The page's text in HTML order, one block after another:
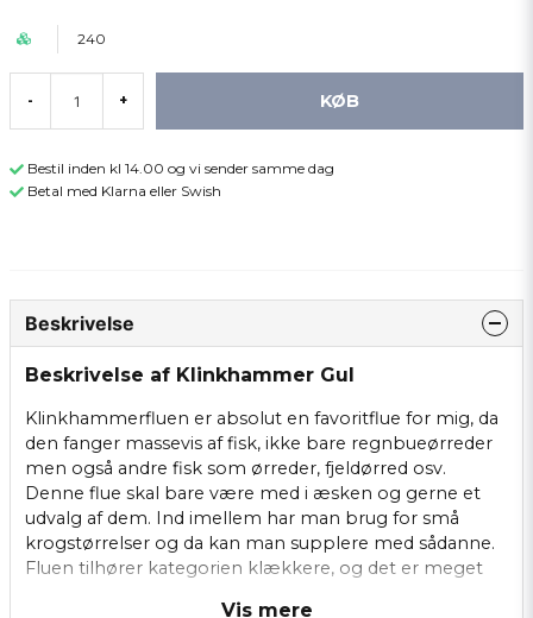
240
- + KØB
Bestil inden kl 14.00 og vi sender samme dag
Betal med Klarna eller Swish
Beskrivelse
Beskrivelse af Klinkhammer Gul
Klinkhammerfluen er absolut en favoritflue for mig, da
den fanger massevis af fisk, ikke bare regnbueørreder
men også andre fisk som ørreder, fjeldørred osv.
Denne flue skal bare være med i æsken og gerne et
udvalg af dem. Ind imellem har man brug for små
krogstørrelser og da kan man supplere med sådanne.
Fluen tilhører kategorien klækkere, og det er meget
Vis mere